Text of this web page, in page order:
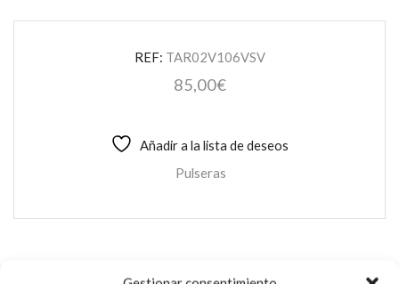
REF: TAR02V106VSV
85,00€
Añadir a la lista de deseos
Pulseras